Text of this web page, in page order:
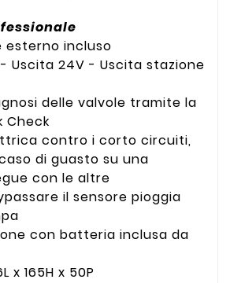
incluso
Uscita 24V - Uscita stazione
delle valvole tramite la
Check
contro i corto circuiti,
di guasto su una
con le altre
il sensore pioggia
con batteria inclusa da
x 165H x 50P